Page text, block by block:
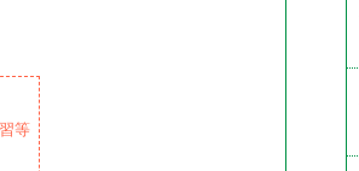
等